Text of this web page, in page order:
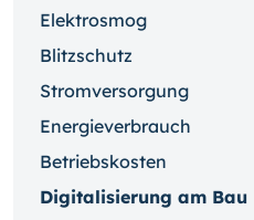
Elektrosmog
Blitzschutz
Stromversorgung
Energieverbrauch
Betriebskosten
Digitalisierung am Bau